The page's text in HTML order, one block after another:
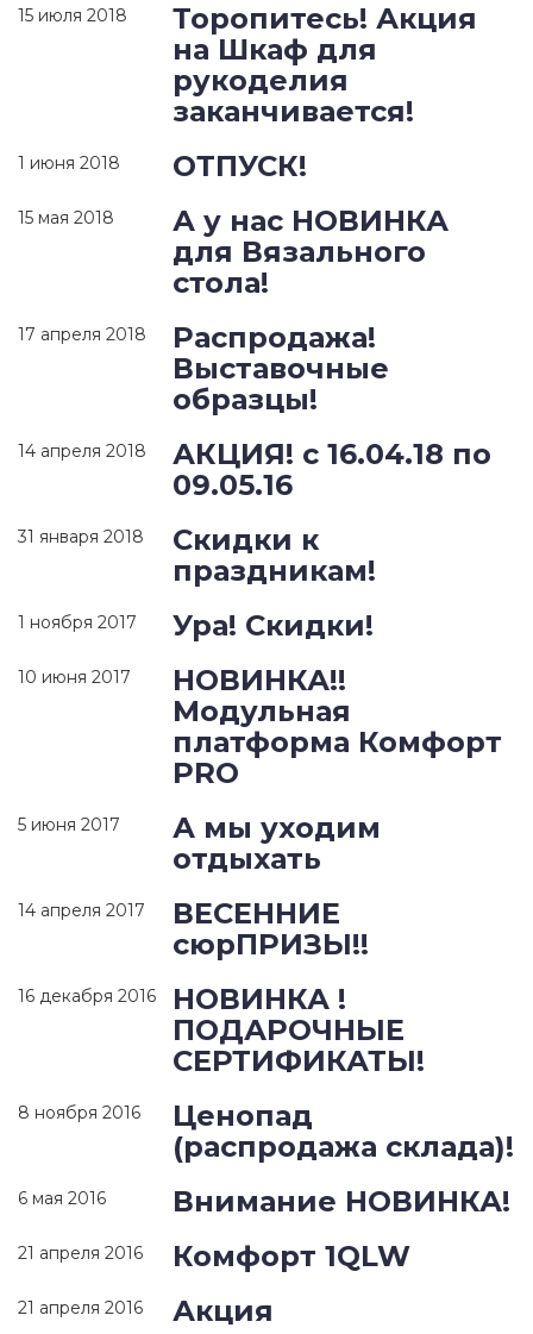
15 июля 2018
Торопитесь! Акция
на Шкаф для
рукоделия
заканчивается!
1 июня 2018 ОТПУСК!
15 мая 2018
А у нас НОВИНКА
для Вязального
стола!
17 апреля 2018
Распродажа!
Выставочные
образцы!
14 апреля 2018
АКЦИЯ! с 16.04.18 по
09.05.16
31 января 2018
Скидки к
праздникам!
1 ноября 2017 Ура! Скидки!
10 июня 2017
НОВИНКА!!
Модульная
платформа Комфорт
PRO
5 июня 2017
А мы уходим
отдыхать
14 апреля 2017
ВЕСЕННИЕ
сюрПРИЗЫ!!
16 декабря 2016
НОВИНКА !
ПОДАРОЧНЫЕ
СЕРТИФИКАТЫ!
8 ноября 2016
Ценопад
(распродажа склада)!
6 мая 2016 Внимание НОВИНКА!
21 апреля 2016 Комфорт 1QLW
21 апреля 2016 Акция